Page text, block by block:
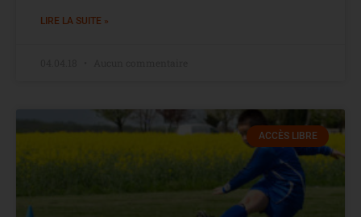
LIRE LA SUITE »
ACCÈS LIBRE